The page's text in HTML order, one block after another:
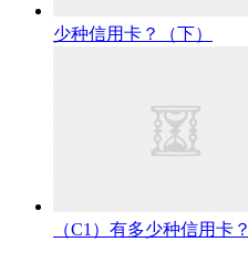
少种信用卡？（下）
（C1）有多少种信用卡？